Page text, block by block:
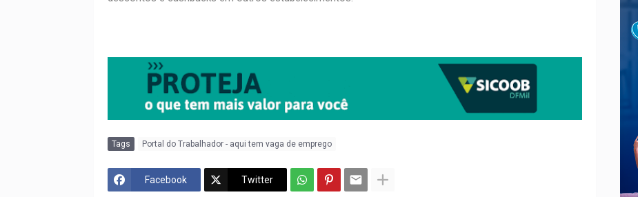
Tags Portal do Trabalhador - aqui tem vaga de emprego
Facebook Twitter